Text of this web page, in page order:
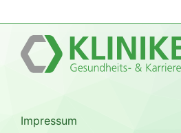
Impressum